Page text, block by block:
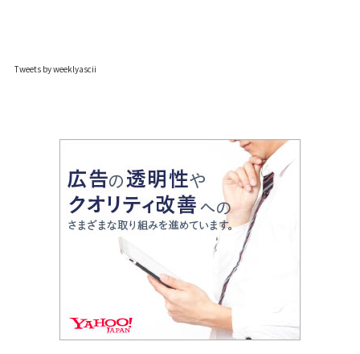
Tweets by weeklyascii